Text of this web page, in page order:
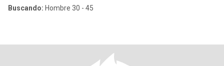
Buscando: Hombre 30 - 45